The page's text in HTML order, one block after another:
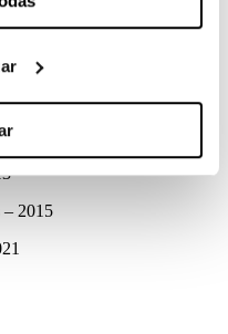
2018
– 2015